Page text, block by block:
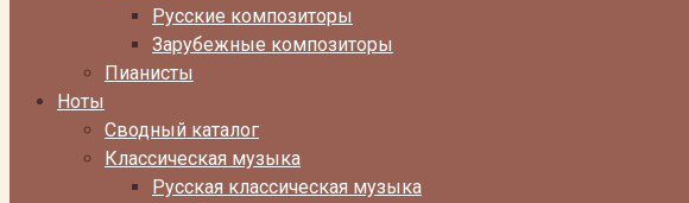
Русские композиторы
Зарубежные композиторы
Пианисты
Ноты
Сводный каталог
Классическая музыка
Русская классическая музыка